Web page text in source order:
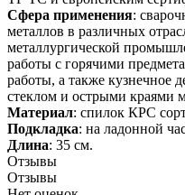
Сфера применения:
металлов в различных
металлургической
работы с горячими
работы, а также кузнечное
стеклом и острыми краями
Материал: спилок КРС
Подкладка: на ладонной
Длина: 35 см.
Отзывы
Отзывы